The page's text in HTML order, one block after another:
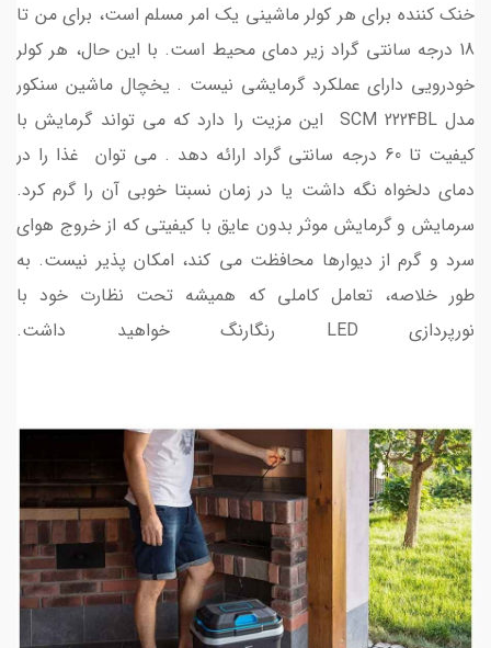
خنک کننده برای هر کولر ماشینی یک امر مسلم است، برای من تا
18 درجه سانتی گراد زیر دمای محیط است. با این حال، هر کولر
خودرویی دارای عملکرد گرمایشی نیست . یخچال ماشین سنکور
مدل SCM 2224BL این مزیت را دارد که می تواند گرمایش با
کیفیت تا 60 درجه سانتی گراد ارائه دهد . می توان غذا را در
دمای دلخواه نگه داشت یا در زمان نسبتا خوبی آن را گرم کرد.
سرمایش و گرمایش موثر بدون عایق با کیفیتی که از خروج هوای
سرد و گرم از دیوارها محافظت می کند، امکان پذیر نیست. به
طور خلاصه، تعامل کاملی که همیشه تحت نظارت خود با
نورپردازی LED رنگارنگ خواهید داشت.